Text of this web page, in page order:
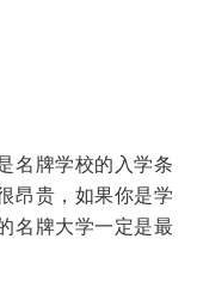
名牌学校的入学条
昂贵，如果你是学
名牌大学一定是最